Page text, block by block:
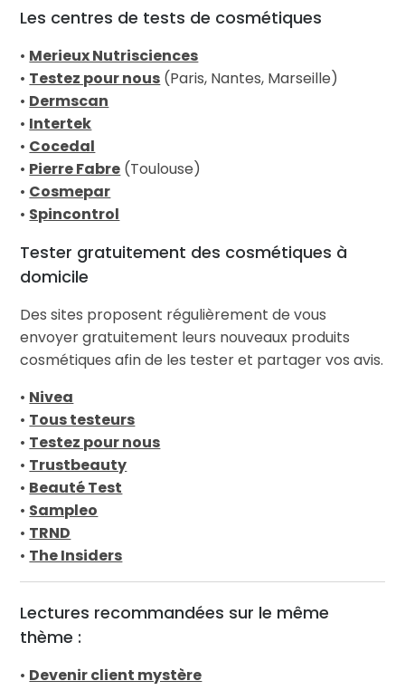
Les centres de tests de cosmétiques
• Merieux Nutrisciences
• Testez pour nous (Paris, Nantes, Marseille)
• Dermscan
• Intertek
• Cocedal
• Pierre Fabre (Toulouse)
• Cosmepar
• Spincontrol
Tester gratuitement des cosmétiques à
domicile
Des sites proposent régulièrement de vous
envoyer gratuitement leurs nouveaux produits
cosmétiques afin de les tester et partager vos avis.
• Nivea
• Tous testeurs
• Testez pour nous
• Trustbeauty
• Beauté Test
• Sampleo
• TRND
• The Insiders
Lectures recommandées sur le même
thème :
• Devenir client mystère